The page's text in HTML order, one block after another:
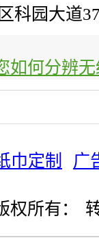
园大道
如何分辨
巾定制
广
权所有：